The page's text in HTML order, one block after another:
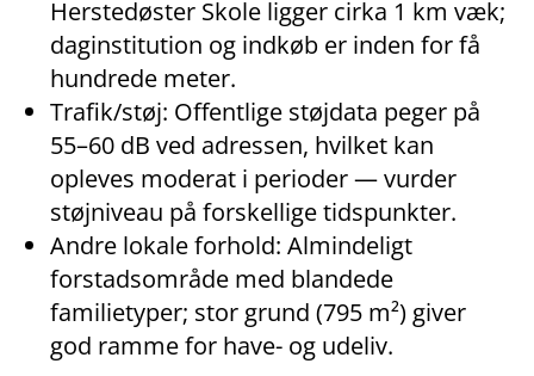
Herstedøster Skole ligger cirka 1 km væk;
daginstitution og indkøb er inden for få
hundrede meter.
Trafik/støj: Offentlige støjdata peger på
55–60 dB ved adressen, hvilket kan
opleves moderat i perioder — vurder
støjniveau på forskellige tidspunkter.
Andre lokale forhold: Almindeligt
forstadsområde med blandede
familietyper; stor grund (795 m²) giver
god ramme for have- og udeliv.